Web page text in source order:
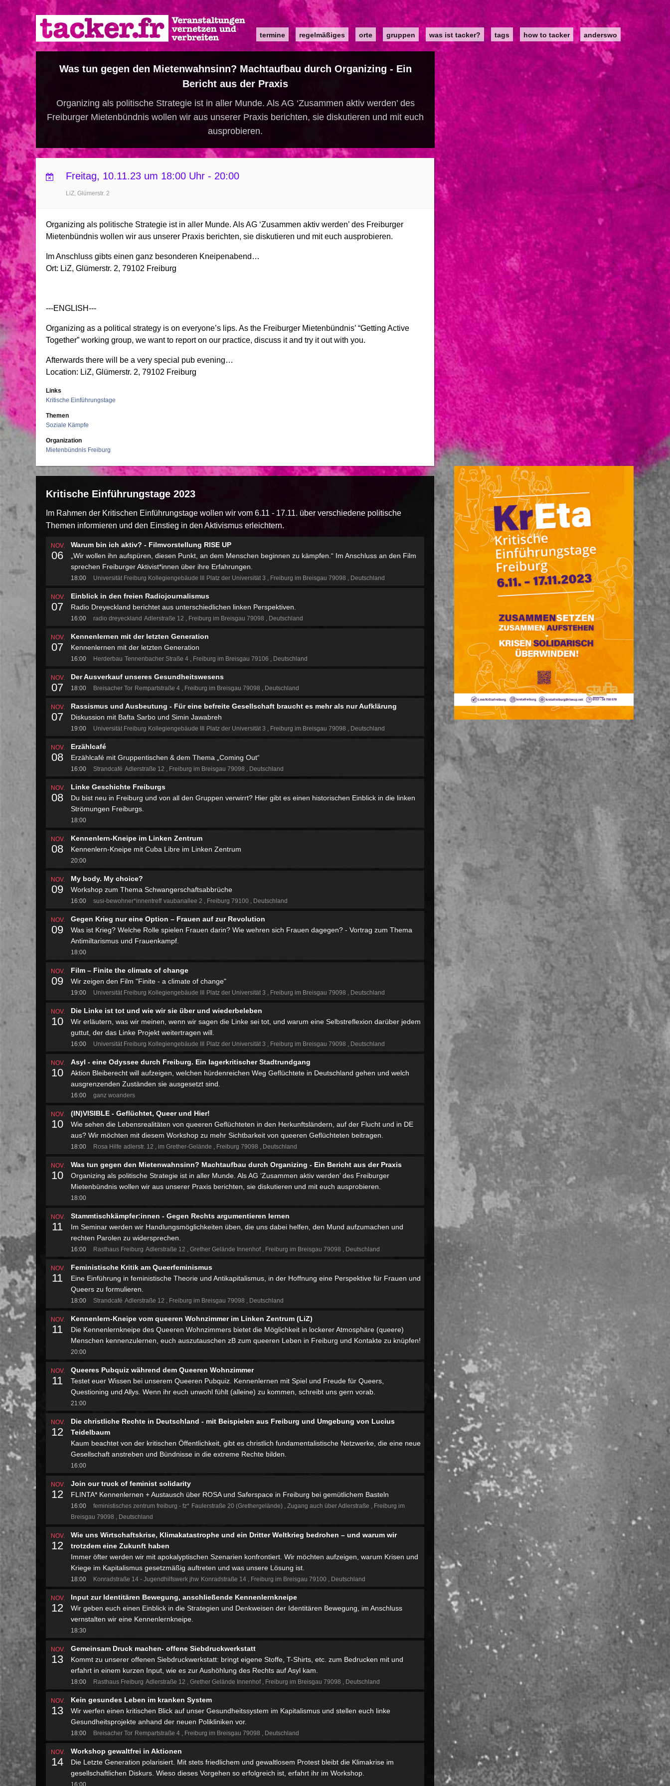
Direkt
Inhalt
Main
navigation
termine regelmäßiges orte gruppen was ist tacker? tags how to tacker anderswo
Was tun gegen den Mietenwahnsinn? Machtaufbau durch Organizing - Ein
Bericht aus der Praxis
Organizing als politische Strategie ist in aller Munde. Als AG ‘Zusammen aktiv werden’ des
Freiburger Mietenbündnis wollen wir aus unserer Praxis berichten, sie diskutieren und mit euch
ausprobieren.
Freitag, 10.11.23 um 18:00 Uhr - 20:00
LiZ, Glümerstr. 2
Organizing als politische Strategie ist in aller Munde. Als AG ‘Zusammen aktiv werden’ des Freiburger
Mietenbündnis wollen wir aus unserer Praxis berichten, sie diskutieren und mit euch ausprobieren.
Im Anschluss gibts einen ganz besonderen Kneipenabend…
Ort: LiZ, Glümerstr. 2, 79102 Freiburg
---ENGLISH---
Organizing as a political strategy is on everyone’s lips. As the Freiburger Mietenbündnis’ “Getting Active
Together” working group, we want to report on our practice, discuss it and try it out with you.
Afterwards there will be a very special pub evening…
Location: LiZ, Glümerstr. 2, 79102 Freiburg
Links
Kritische Einführungstage
Themen
Soziale Kämpfe
Organization
Mietenbündnis Freiburg
Kritische Einführungstage 2023
Im Rahmen der Kritischen Einführungstage wollen wir vom 6.11 - 17.11. über verschiedene politische
Themen informieren und den Einstieg in den Aktivismus erleichtern.
NOV.
06
Warum bin ich aktiv? - Filmvorstellung RISE UP
„Wir wollen ihn aufspüren, diesen Punkt, an dem Menschen beginnen zu kämpfen.“ Im Anschluss an den Film
sprechen Freiburger Aktivist*innen über ihre Erfahrungen.
18:00 Universität Freiburg Kollegiengebäude III Platz der Universität 3 Freiburg im Breisgau 79098 Deutschland
NOV.
07
Einblick in den freien Radiojournalismus
Radio Dreyeckland berichtet aus unterschiedlichen linken Perspektiven.
16:00 radio dreyeckland Adlerstraße 12 Freiburg im Breisgau 79098 Deutschland
NOV.
07
Kennenlernen mit der letzten Generation
Kennenlernen mit der letzten Generation
16:00 Herderbau Tennenbacher Straße 4 Freiburg im Breisgau 79106 Deutschland
NOV.
07
Der Ausverkauf unseres Gesundheitswesens
18:00 Breisacher Tor Rempartstraße 4 Freiburg im Breisgau 79098 Deutschland
NOV.
07
Rassismus und Ausbeutung - Für eine befreite Gesellschaft braucht es mehr als nur Aufklärung
Diskussion mit Bafta Sarbo und Simin Jawabreh
19:00 Universität Freiburg Kollegiengebäude III Platz der Universität 3 Freiburg im Breisgau 79098 Deutschland
NOV.
08
Erzählcafé
Erzählcafé mit Gruppentischen & dem Thema „Coming Out“
16:00 Strandcafé Adlerstraße 12 Freiburg im Breisgau 79098 Deutschland
NOV.
08
Linke Geschichte Freiburgs
Du bist neu in Freiburg und von all den Gruppen verwirrt? Hier gibt es einen historischen Einblick in die linken
Strömungen Freiburgs.
18:00
NOV.
08
Kennenlern-Kneipe im Linken Zentrum
Kennenlern-Kneipe mit Cuba Libre im Linken Zentrum
20:00
NOV.
09
My body. My choice?
Workshop zum Thema Schwangerschaftsabbrüche
16:00 susi-bewohner*innentreff vaubanallee 2 Freiburg 79100 Deutschland
NOV.
09
Gegen Krieg nur eine Option – Frauen auf zur Revolution
Was ist Krieg? Welche Rolle spielen Frauen darin? Wie wehren sich Frauen dagegen? - Vortrag zum Thema
Antimiltarismus und Frauenkampf.
18:00
NOV.
09
Film – Finite the climate of change
Wir zeigen den Film "Finite - a climate of change"
19:00 Universität Freiburg Kollegiengebäude III Platz der Universität 3 Freiburg im Breisgau 79098 Deutschland
NOV.
10
Die Linke ist tot und wie wir sie über und wiederbeleben
Wir erläutern, was wir meinen, wenn wir sagen die Linke sei tot, und warum eine Selbstreflexion darüber jedem
guttut, der das Linke Projekt weitertragen will.
16:00 Universität Freiburg Kollegiengebäude III Platz der Universität 3 Freiburg im Breisgau 79098 Deutschland
NOV.
10
Asyl - eine Odyssee durch Freiburg. Ein lagerkritischer Stadtrundgang
Aktion Bleiberecht will aufzeigen, welchen hürdenreichen Weg Geflüchtete in Deutschland gehen und welch
ausgrenzenden Zuständen sie ausgesetzt sind.
16:00 ganz woanders
NOV.
10
(IN)VISIBLE - Geflüchtet, Queer und Hier!
Wie sehen die Lebensrealitäten von queeren Geflüchteten in den Herkunftsländern, auf der Flucht und in DE
aus? Wir möchten mit diesem Workshop zu mehr Sichtbarkeit von queeren Geflüchteten beitragen.
18:00 Rosa Hilfe adlerstr. 12 im Grether-Gelände Freiburg 79098 Deutschland
NOV.
10
Was tun gegen den Mietenwahnsinn? Machtaufbau durch Organizing - Ein Bericht aus der Praxis
Organizing als politische Strategie ist in aller Munde. Als AG ‘Zusammen aktiv werden’ des Freiburger
Mietenbündnis wollen wir aus unserer Praxis berichten, sie diskutieren und mit euch ausprobieren.
18:00
NOV.
11
Stammtischkämpfer:innen - Gegen Rechts argumentieren lernen
Im Seminar werden wir Handlungsmöglichkeiten üben, die uns dabei helfen, den Mund aufzumachen und
rechten Parolen zu widersprechen.
16:00 Rasthaus Freiburg Adlerstraße 12 Grether Gelände Innenhof Freiburg im Breisgau 79098 Deutschland
NOV.
11
Feministische Kritik am Queerfeminismus
Eine Einführung in feministische Theorie und Antikapitalismus, in der Hoffnung eine Perspektive für Frauen und
Queers zu formulieren.
18:00 Strandcafé Adlerstraße 12 Freiburg im Breisgau 79098 Deutschland
NOV.
11
Kennenlern-Kneipe vom queeren Wohnzimmer im Linken Zentrum (LiZ)
Die Kennenlernkneipe des Queeren Wohnzimmers bietet die Möglichkeit in lockerer Atmosphäre (queere)
Menschen kennenzulernen, euch auszutauschen zB zum queeren Leben in Freiburg und Kontakte zu knüpfen!
20:00
NOV.
11
Queeres Pubquiz während dem Queeren Wohnzimmer
Testet euer Wissen bei unserem Queeren Pubquiz. Kennenlernen mit Spiel und Freude für Queers,
Questioning und Allys. Wenn ihr euch unwohl fühlt (alleine) zu kommen, schreibt uns gern vorab.
21:00
NOV.
12
Die christliche Rechte in Deutschland - mit Beispielen aus Freiburg und Umgebung von Lucius
Teidelbaum
Kaum beachtet von der kritischen Öffentlichkeit, gibt es christlich fundamentalistische Netzwerke, die eine neue
Gesellschaft anstreben und Bündnisse in die extreme Rechte bilden.
16:00
NOV.
12
Join our truck of feminist solidarity
FLINTA* Kennenlernen + Austausch über ROSA und Saferspace in Freiburg bei gemütlichem Basteln
16:00 feministisches zentrum freiburg - fz* Faulerstraße 20 (Grethergelände) Zugang auch über Adlerstraße
Freiburg im
Breisgau 79098
Deutschland
NOV.
12
Wie uns Wirtschaftskrise, Klimakatastrophe und ein Dritter Weltkrieg bedrohen – und warum wir
trotzdem eine Zukunft haben
Immer öfter werden wir mit apokalyptischen Szenarien konfrontiert. Wir möchten aufzeigen, warum Krisen und
Kriege im Kapitalismus gesetzmäßig auftreten und was unsere Lösung ist.
18:00 Konradstraße 14 - Jugendhilfswerk jhw Konradstraße 14 Freiburg im Breisgau 79100 Deutschland
NOV.
12
Input zur Identitären Bewegung, anschließende Kennenlernkneipe
Wir geben euch einen Einblick in die Strategien und Denkweisen der Identitären Bewegung, im Anschluss
vernstalten wir eine Kennenlernkneipe.
18:30
NOV.
13
Gemeinsam Druck machen- offene Siebdruckwerkstatt
Kommt zu unserer offenen Siebdruckwerkstatt: bringt eigene Stoffe, T-Shirts, etc. zum Bedrucken mit und
erfahrt in einem kurzen Input, wie es zur Aushöhlung des Rechts auf Asyl kam.
18:00 Rasthaus Freiburg Adlerstraße 12 Grether Gelände Innenhof Freiburg im Breisgau 79098 Deutschland
NOV.
13
Kein gesundes Leben im kranken System
Wir werfen einen kritischen Blick auf unser Gesundheitssystem im Kapitalismus und stellen euch linke
Gesundheitsprojekte anhand der neuen Polikliniken vor.
18:00 Breisacher Tor Rempartstraße 4 Freiburg im Breisgau 79098 Deutschland
NOV.
14
Workshop gewaltfrei in Aktionen
Die Letzte Generation polarisiert. Mit stets friedlichem und gewaltlosem Protest bleibt die Klimakrise im
gesellschaftlichen Diskurs. Wieso dieses Vorgehen so erfolgreich ist, erfahrt ihr im Workshop.
16:00